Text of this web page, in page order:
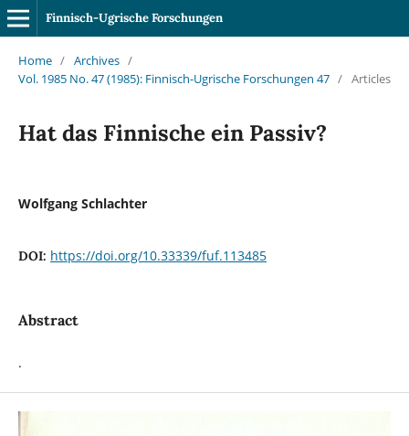
Finnisch-Ugrische Forschungen
Home / Archives /
Vol. 1985 No. 47 (1985): Finnisch-Ugrische Forschungen 47 / Articles
Hat das Finnische ein Passiv?
Wolfgang Schlachter
DOI: https://doi.org/10.33339/fuf.113485
Abstract
.